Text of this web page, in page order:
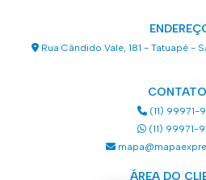
Rua Cândido Vale, 181 - Tatuapé -
(11) 99971-
(11) 99971-
ÁREA DO